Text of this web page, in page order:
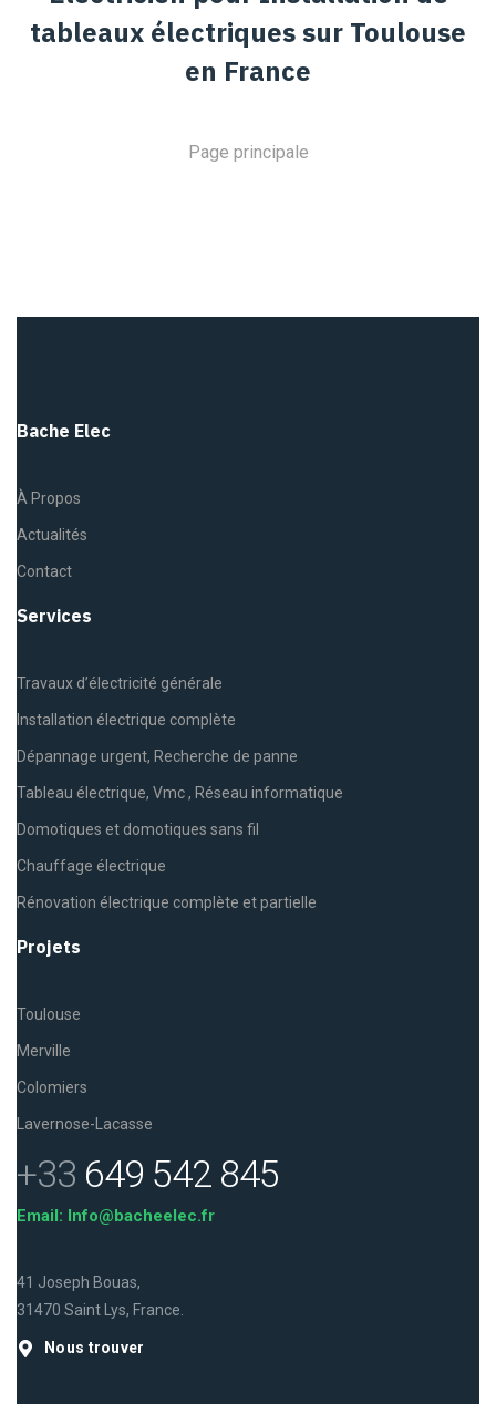
tableaux électriques sur Toulouse
en France
Page principale
Bache Elec
À Propos
Actualités
Contact
Services
Travaux d’électricité générale
Installation électrique complète
Dépannage urgent, Recherche de panne
Tableau électrique, Vmc , Réseau informatique
Domotiques et domotiques sans fil
Chauffage électrique
Rénovation électrique complète et partielle
Projets
Toulouse
Merville
Colomiers
Lavernose-Lacasse
+33 649 542 845
Email: Info@bacheelec.fr
41 Joseph Bouas,
31470 Saint Lys, France.
Nous trouver